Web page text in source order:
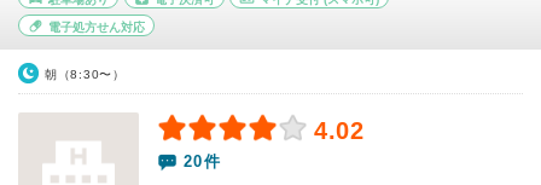
電子処方せん対応
朝（8:30〜）
4.02
20件